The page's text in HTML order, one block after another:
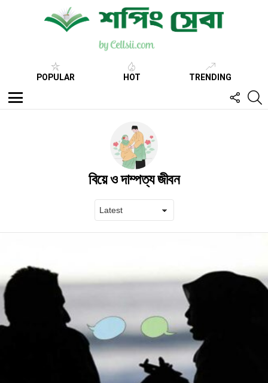
POPULAR HOT TRENDING
Menu
US
বিয়ে ও দাম্পত্য জীবন